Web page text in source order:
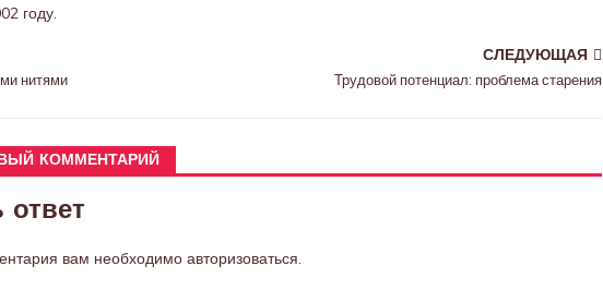
году.
нитями
СЛЕДУЮЩАЯ
Трудовой потенциал: проблема старения
КОММЕНТАРИЙ
ответ
вам необходимо авторизоваться.